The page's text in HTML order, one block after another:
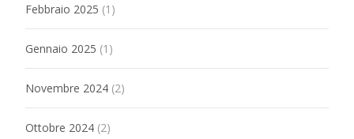
Febbraio 2025 (1)
Gennaio 2025 (1)
Novembre 2024 (2)
Ottobre 2024 (2)